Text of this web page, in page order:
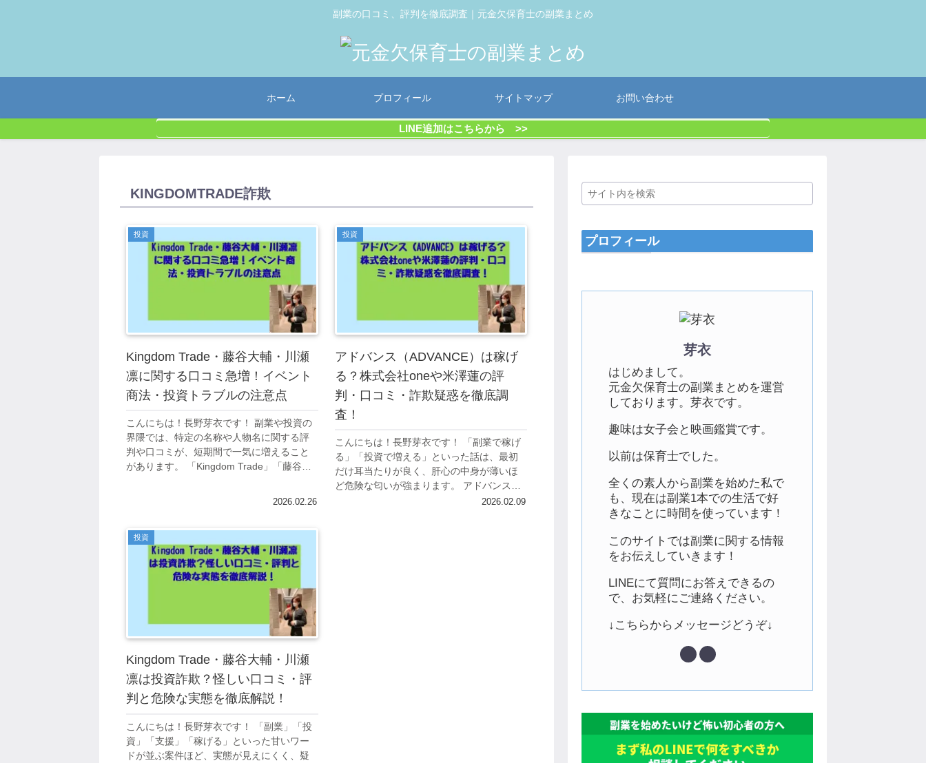
副業の口コミ、評判を徹底調査｜元金欠保育士の副業まとめ
ホーム プロフィール サイトマップ お問い合わせ
LINE追加はこちらから >>
KINGDOMTRADE詐欺
投資
Kingdom Trade・藤谷大輔・川瀬
凛に関する口コミ急増！イベント
商法・投資トラブルの注意点
こんにちは！長野芽衣です！ 副業や投資の
界隈では、特定の名称や人物名に関する評
判や口コミが、短期間で一気に増えること
があります。 「Kingdom Trade」「藤谷大
2026.02.26
投資
アドバンス（ADVANCE）は稼げ
る？株式会社oneや米澤蓮の評
判・口コミ・詐欺疑惑を徹底調
査！
こんにちは！長野芽衣です！ 「副業で稼げ
る」「投資で増える」といった話は、最初
だけ耳当たりが良く、肝心の中身が薄いほ
ど危険な匂いが強まります。 アドバンス
（ADVANCE）についても、ネット上では疑
2026.02.09
投資
Kingdom Trade・藤谷大輔・川瀬
凛は投資詐欺？怪しい口コミ・評
判と危険な実態を徹底解説！
こんにちは！長野芽衣です！ 「副業」「投
資」「支援」「稼げる」といった甘いワー
ドが並ぶ案件ほど、実態が見えにくく、疑
プロフィール
芽衣
はじめまして。
元金欠保育士の副業まとめを運営
しております。芽衣です。
趣味は女子会と映画鑑賞です。
以前は保育士でした。
全くの素人から副業を始めた私で
も、現在は副業1本での生活で好
きなことに時間を使っています！
このサイトでは副業に関する情報
をお伝えしていきます！
LINEにて質問にお答えできるの
で、お気軽にご連絡ください。
↓こちらからメッセージどうぞ↓